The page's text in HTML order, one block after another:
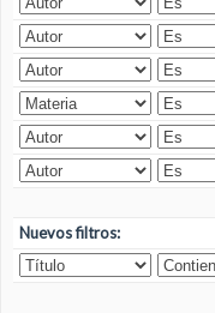
Nuevos filtros: